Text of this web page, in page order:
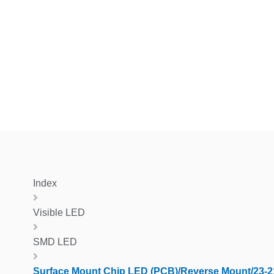
Index
Visible LED
SMD LED
Surface Mount Chip LED (PCB)/Reverse Mount/23-